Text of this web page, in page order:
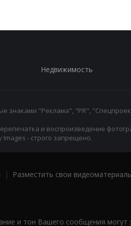
Недвижимость
знаками "Реклама", "PR",
и воспроизведение
- строго запрещено.
| Разместить свои
и тон Вашего сообщения могут